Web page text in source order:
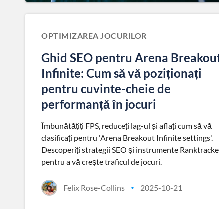
OPTIMIZAREA JOCURILOR
Ghid SEO pentru Arena
Infinite: Cum să vă poziționați
pentru cuvinte-cheie de
performanță în jocuri
Îmbunătățiți FPS, reduceți lag-ul și aflați cum să vă
clasificați pentru 'Arena Breakout Infinite settings'.
Descoperiți strategii SEO și instrumente
pentru a vă crește traficul de jocuri.
Felix Rose-Collins • 2025-10-21